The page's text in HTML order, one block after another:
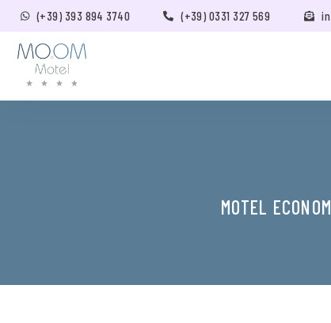
(+39) 393 894 3740 (+39) 0331 327 569
MOTEL